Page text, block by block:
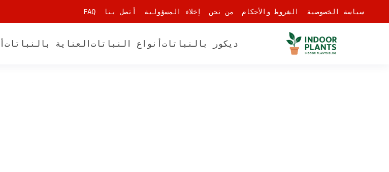
سياسة الخصوصية
الشروط والأحكام من نحن إخلاء المسؤولية أتصل بنا FAQ
ديكور بالنباتات أنواع النباتات العناية بالنباتات